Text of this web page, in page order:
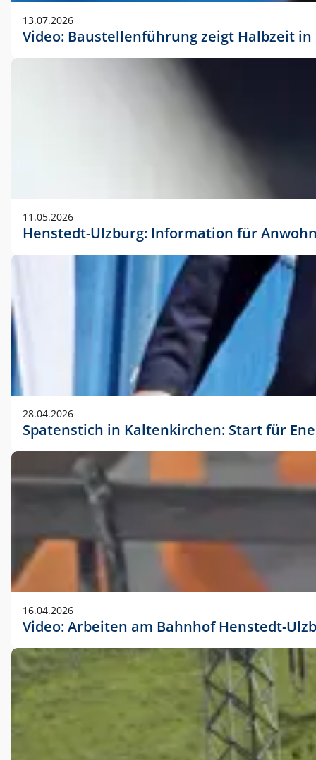
13.07.2026
Video: Baustellenführung zeigt Halbzeit
11.05.2026
Henstedt-Ulzburg: Information für
28.04.2026
Spatenstich in Kaltenkirchen: Start für
16.04.2026
Video: Arbeiten am Bahnhof Henstedt-